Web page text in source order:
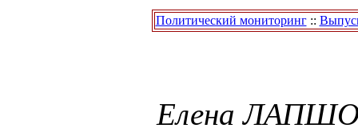
Политический мониторинг::
Елена